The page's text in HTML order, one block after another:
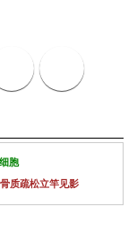
胞
质疏松立竿见影